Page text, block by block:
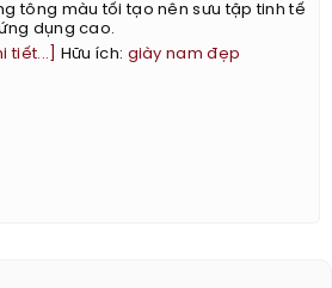
tông màu tối tạo nên sưu tập tinh tế
dụng cao.
tiết...]
Hữu ích: giày nam đẹp